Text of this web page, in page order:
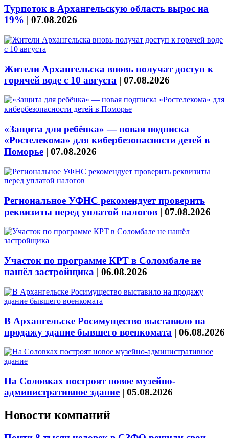
Турпоток в Архангельскую область вырос на
19% | 07.08.2026
Жители Архангельска вновь получат доступ к
горячей воде с 10 августа | 07.08.2026
«Защита для ребёнка» — новая подписка
«Ростелекома» для кибербезопасности детей в
Поморье | 07.08.2026
Региональное УФНС рекомендует проверить
реквизиты перед уплатой налогов | 07.08.2026
Участок по программе КРТ в Соломбале не
нашёл застройщика | 06.08.2026
В Архангельске Росимущество выставило на
продажу здание бывшего военкомата | 06.08.2026
На Соловках построят новое музейно-
административное здание | 05.08.2026
Новости компаний